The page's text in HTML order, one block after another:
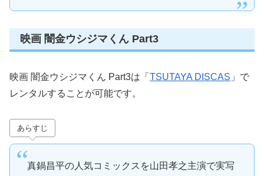
映画 闇金ウシジマくん Part3
映画 闇金ウシジマくん Part3は「 TSUTAYA DISCAS 」で
レンタルすることが可能です。
あらすじ
真鍋昌平の人気コミックスを山田孝之主演で実写